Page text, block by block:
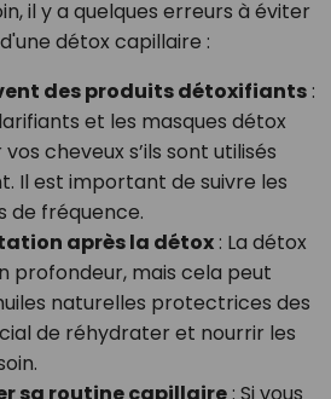
il y a quelques erreurs à éviter
détox capillaire :
des produits détoxifiants:
et les masques détox
cheveux s’ils sont utilisés
Il est important de suivre les
de fréquence.
après la détox: La détox
profondeur, mais cela peut
naturelles protectrices des
de réhydrater et nourrir les
sa routine capillaire: Si vous